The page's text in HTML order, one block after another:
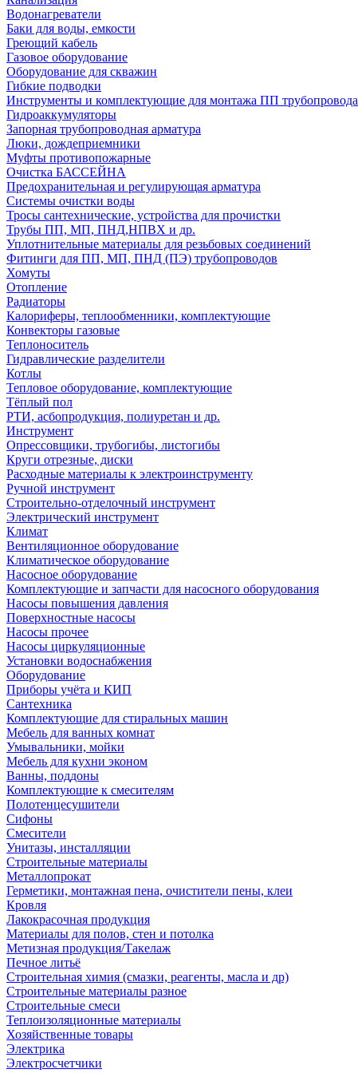
Водонагреватели
Баки для воды, емкости
Греющий кабель
Газовое оборудование
Оборудование для скважин
Гибкие подводки
Инструменты и комплектующие для монтажа ПП трубопровода
Гидроаккумуляторы
Запорная трубопроводная арматура
Люки, дождеприемники
Муфты противопожарные
Очистка БАССЕЙНА
Предохранительная и регулирующая арматура
Системы очистки воды
Тросы сантехнические, устройства для прочистки
Трубы ПП, МП, ПНД,НПВХ и др.
Уплотнительные материалы для резьбовых соединений
Фитинги для ПП, МП, ПНД (ПЭ) трубопроводов
Хомуты
Отопление
Радиаторы
Калориферы, теплообменники, комплектующие
Конвекторы газовые
Теплоноситель
Гидравлические разделители
Котлы
Тепловое оборудование, комплектующие
Тёплый пол
РТИ, асбопродукция, полиуретан и др.
Инструмент
Опрессовщики, трубогибы, листогибы
Круги отрезные, диски
Расходные материалы к электроинструменту
Ручной инструмент
Строительно-отделочный инструмент
Электрический инструмент
Климат
Вентиляционное оборудование
Климатическое оборудование
Насосное оборудование
Комплектующие и запчасти для насосного оборудования
Насосы повышения давления
Поверхностные насосы
Насосы прочее
Насосы циркуляционные
Установки водоснабжения
Оборудование
Приборы учёта и КИП
Сантехника
Комплектующие для стиральных машин
Мебель для ванных комнат
Умывальники, мойки
Мебель для кухни эконом
Ванны, поддоны
Комплектующие к смесителям
Полотенцесушители
Сифоны
Смесители
Унитазы, инсталляции
Строительные материалы
Металлопрокат
Герметики, монтажная пена, очистители пены, клеи
Кровля
Лакокрасочная продукция
Материалы для полов, стен и потолка
Метизная продукция/Такелаж
Печное литьё
Строительная химия (смазки, реагенты, масла и др)
Строительные материалы разное
Строительные смеси
Теплоизоляционные материалы
Хозяйственные товары
Электрика
Электросчетчики